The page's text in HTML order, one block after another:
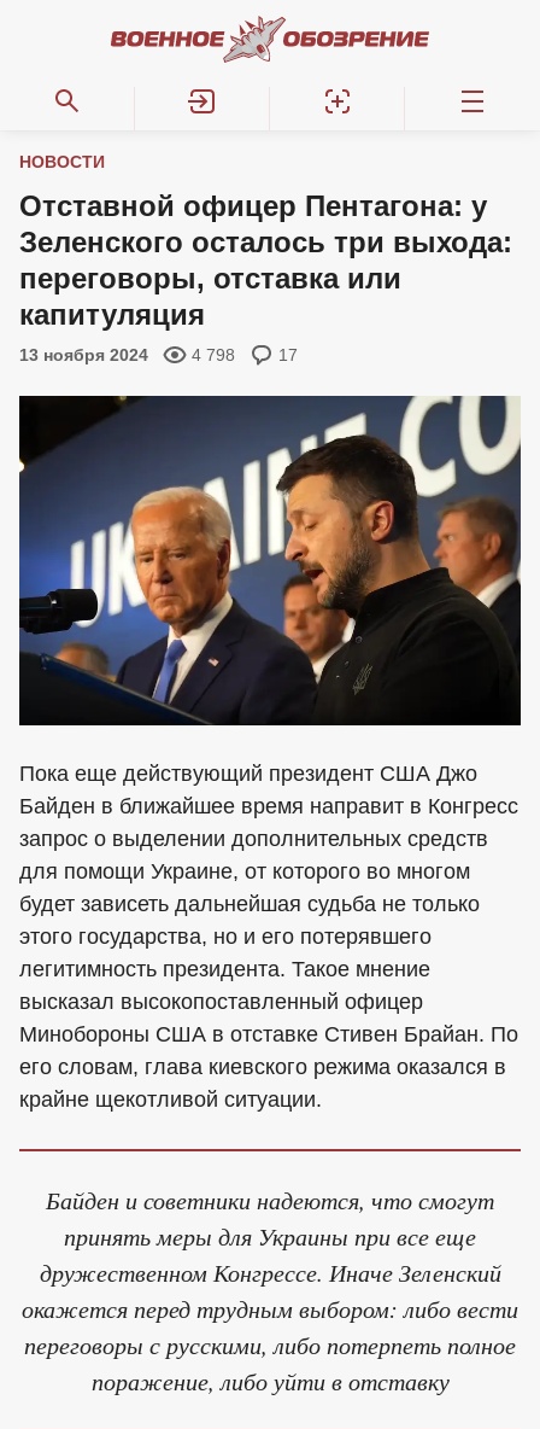
НОВОСТИ
Отставной офицер Пентагона: у
Зеленского осталось три выхода:
переговоры, отставка или
капитуляция
13 ноября 2024 4 798 17
Пока еще действующий президент США Джо
Байден в ближайшее время направит в Конгресс
запрос о выделении дополнительных средств
для помощи Украине, от которого во многом
будет зависеть дальнейшая судьба не только
этого государства, но и его потерявшего
легитимность президента. Такое мнение
высказал высокопоставленный офицер
Минобороны США в отставке Стивен Брайан. По
его словам, глава киевского режима оказался в
крайне щекотливой ситуации.
Байден и советники надеются, что смогут
принять меры для Украины при все еще
дружественном Конгрессе. Иначе Зеленский
окажется перед трудным выбором: либо вести
переговоры с русскими, либо потерпеть полное
поражение, либо уйти в отставку